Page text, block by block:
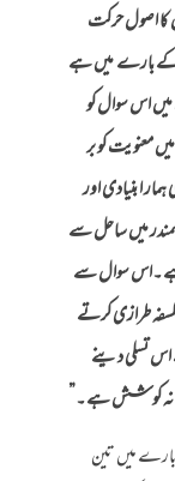
کا اصول حرکت
کے بارے میں ہے
اس سوال کو
معنویت کو بر
ا بنیادی اور
میں ساحل سے
ہے ۔اس سوال سے
طرازی کرتے
تسلی دینے
نہ کو شش ہے ۔”
میں تین